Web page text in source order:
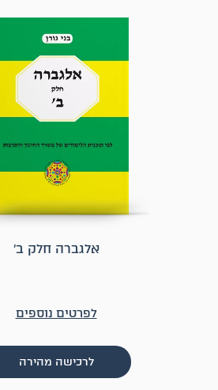
אלגברה חלק ב׳
לפרטים נוספים
לרכישה מהירה